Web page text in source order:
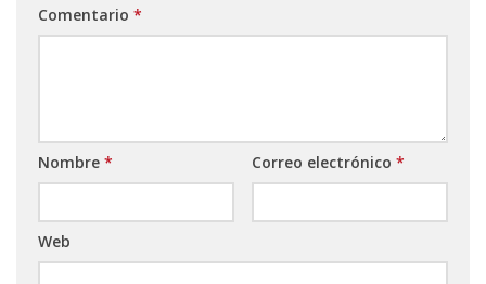
Comentario *
Nombre * Correo electrónico *
Web